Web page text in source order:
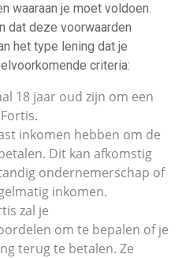
waaraan je moet voldoen.
dat deze voorwaarden
het type lening dat je
criteria:
18 jaar oud zijn om een
inkomen hebben om de
Dit kan afkomstig
ondernemerschap of
inkomen.
zal je
om te bepalen of je
terug te betalen. Ze